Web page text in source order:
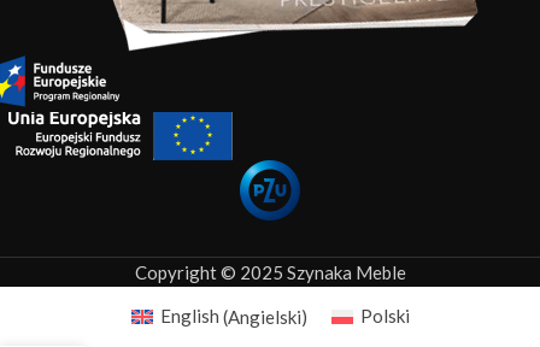
Copyright © 2025 Szynaka Meble
English (Angielski) Polski